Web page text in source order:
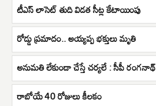
టీఎస్ లాసెట్ తుది విడత సీట్ల కేటాయింపు
రోడ్డు ప్రమాదం.. అయ్యప్ప భక్తులు మృతి
అనుమతి లేకుండా చేస్తే చర్యలే : సీపీ రంగనాథ్
రాబోయే 40 రోజులు కీలకం